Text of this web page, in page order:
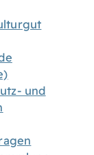
und